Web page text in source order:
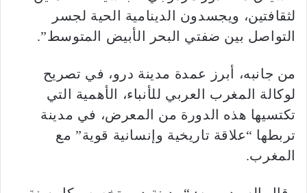
لثقافتين، ويجسدون الدينامية الحية لجسر
التواصل بين ضفتي البحر الأبيض المتوسط”.
من جانبه، أبرز عمدة مدينة درو، في تصريح
لوكالة المغرب العربي للأنباء، الأهمية التي
تكتسيها هذه الدورة من المعرض، في مدينة
تربطها “علاقة تاريخية وإنسانية قوية” مع
المغرب.